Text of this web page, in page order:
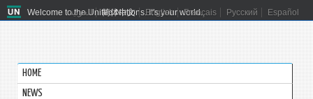
Welcome to the United Nations. It's your world.
العربية 简体中文 English Français Русский Español
HOME
NEWS